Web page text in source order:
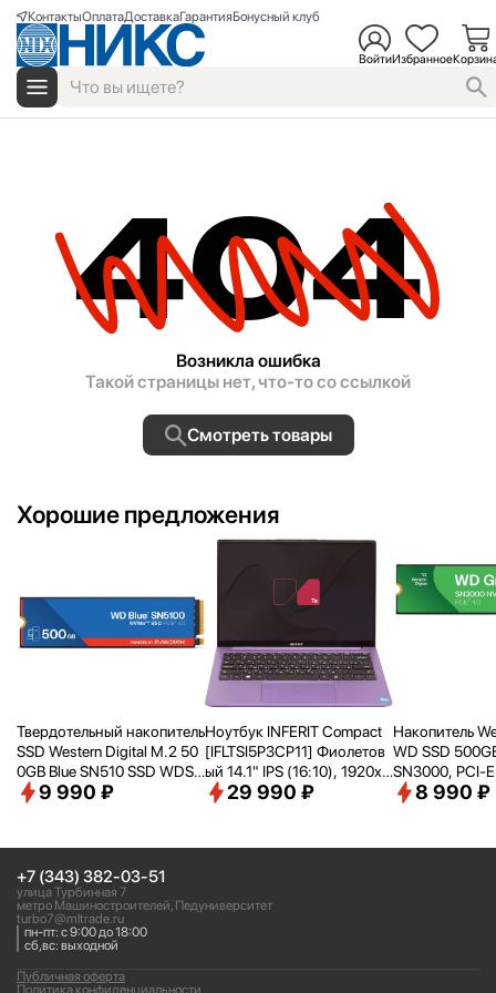
КонтактыОплатаДоставкаГарантияБонусный клуб
ВойтиИзбранное
404
Возникла ошибка
Такой страницы нет, что-то со ссылкой
Смотреть товары
Хорошие предложения
Твердотельный накопитель
SSD Western Digital M.2 50
0GB Blue SN510 SSD WDS5
00G5B0E PCIe NVMe 4.0 x
9 990 ₽
Ноутбук INFERIT Compact
[IFLTSI5P3CP11] Фиолетов
ый 14.1" IPS (16:10), 1920х1
200 WUXGA/ i5-1240P(1.7
ooth/Win 11Pro Trial
29 990 ₽
Накопитель
WD SSD
SN3000, PCI-
2280, [R/W -
8 990 ₽
+7 (343) 382-03-51
улица Турбинная 7
метро Машиностроителей, Педуниверситет
turbo7@mltrade.ru
пн-пт: с 9:00 до 18:00
сб,вс: выходной
Политика конфиденциальности
Публичная оферта